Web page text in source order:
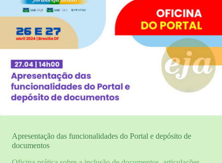
Apresentação das funcionalidades do Portal e depósito de
documentos